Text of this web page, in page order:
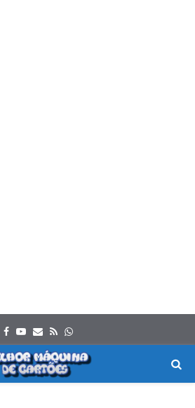
Facebook
Youtube
Email
RssWhatsapp